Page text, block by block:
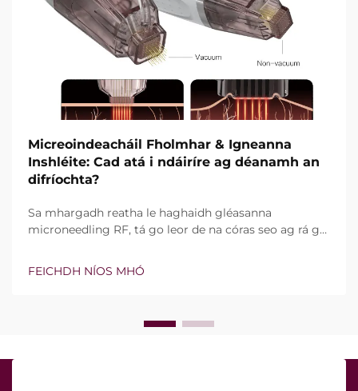
Micreoindeacháil Fholmhar & Igneanna
Inshléite: Cad atá i ndáiríre ag déanamh an
difríochta?
Sa mhargadh reatha le haghaidh gléasanna
microneedling RF, tá go leor de na córas seo ag rá go
Áfach, níl an cheist fíor i ndáiríre an bhfuil na gnéithe
seo ann nó nach bhfuil, ach conas a oibríonn siad go
FEICHDH NÍOS MHÓ